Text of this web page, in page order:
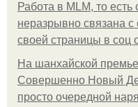
Работа в MLM, то
неразрывно связана с
своей страницы в соц
На шанхайской
Совершенно Новый
просто очередной